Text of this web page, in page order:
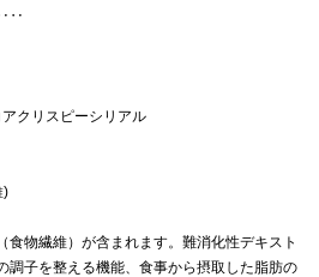
クリスピーシリアル
)
食物繊維）が含まれます。難消化性デキスト
調子を整える機能、食事から摂取した脂肪の